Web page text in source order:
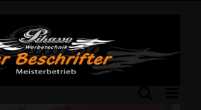
Previous Next